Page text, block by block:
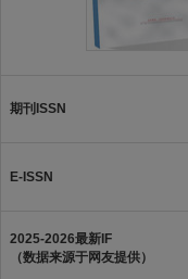
期刊ISSN
E-ISSN
2025-2026最新IF
（数据来源于网友提供）